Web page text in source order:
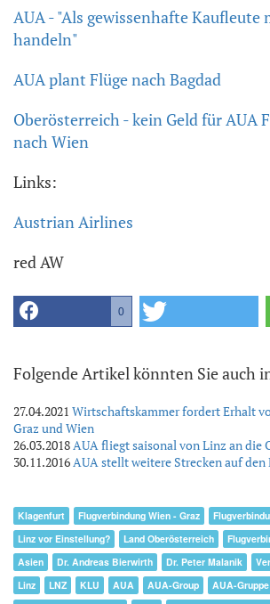
AUA - "Als gewissenhafte Kaufleute
handeln"
AUA plant Flüge nach Bagdad
Oberösterreich - kein Geld für AUA
nach Wien
Links:
Austrian Airlines
red AW
0
Folgende Artikel könnten Sie auch
27.04.2021 Wirtschaftskammer fordert Erhalt
Graz und Wien
26.03.2018AUA fliegt saisonal von Linz an die
30.11.2016AUA stellt weitere Strecken auf den
Klagenfurt Flugverbindung Wien - Graz
Linz vor Einstellung?
Land Oberösterreich
Asien
Dr. Andreas Bierwirth Dr. Peter Malanik
Linz
LNZ KLU AUA AUA-Group
AUA-Gruppe